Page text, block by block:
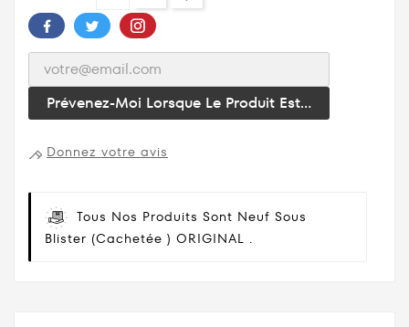
Prévenez-Moi Lorsque Le Produit Est...
Donnez votre avis
Tous Nos Produits Sont Neuf Sous
Blister (cachetée ) ORIGINAL .